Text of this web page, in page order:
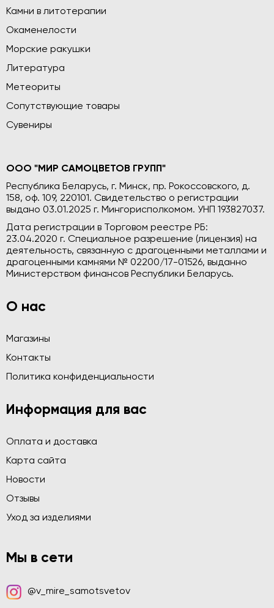
Камни в литотерапии
Окаменелости
Морские ракушки
Литература
Метеориты
Сопутствующие товары
Сувениры
ООО "МИР САМОЦВЕТОВ ГРУПП"
Республика Беларусь, г. Минск, пр. Рокоссовского, д.
158, оф. 109, 220101. Свидетельство о регистрации
выдано 03.01.2025 г. Мингорисполкомом. УНП 193827037.
Дата регистрации в Торговом реестре РБ:
23.04.2020 г. Специальное разрешение (лицензия) на
деятельность, связанную с драгоценными металлами и
драгоценными камнями № 02200/17-01526, выданно
Министерством финансов Республики Беларусь.
О нас
Магазины
Контакты
Политика конфиденциальности
Информация для вас
Оплата и доставка
Карта сайта
Новости
Отзывы
Уход за изделиями
Мы в сети
@v_mire_samotsvetov